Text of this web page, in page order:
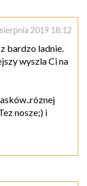
2019 18:12
bardzo ladnie.
wyszla Ci na
nosze;) i